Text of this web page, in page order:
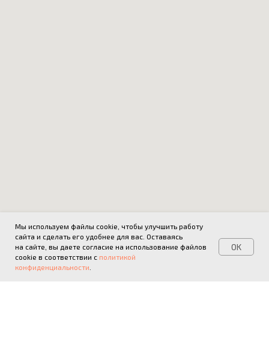
Мы используем файлы cookie, чтобы улучшить работу
сайта и сделать его удобнее для вас. Оставаясь
на сайте, вы даете согласие на использование файлов
cookie в соответствии с политикой
конфиденциальности
OK